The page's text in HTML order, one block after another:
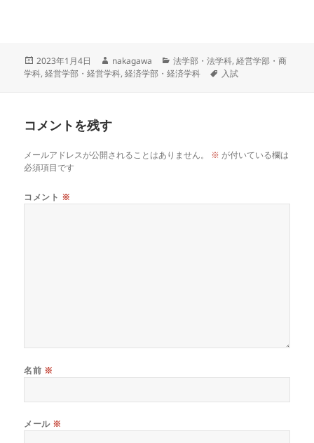
投
稿
2023年1月4日
作
成
nakagawa
カ
テ
法学部・法学科,経営学部・商
学科,経営学部・経営学科,経済学部・経済学科
タ
入試
コメントを残す
メールアドレスが公開されることはありません。 ※ が付いている欄は
必須項目です
コメント ※
名前 ※
メール ※